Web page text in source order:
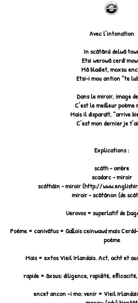
Avec l'intonation
In scâtânû delwâ
Etsi werowâ cerdî
Mâ bladiet, moxsu
Etsi-i mou antion "te
Dans le miroir, image
C'est le meilleur poème
Mais il disparaît, "arrive
C'est mon dernier je
Explications :
scáth - ombre
scadarc - miroir
scátháin - miroir (http://
miroir - scâtânon (de
Uerovos = superlatif de
Poème = canivâtus = Gallois ceinwawd mais
poème
Mais = extos Vieil Irlandais. Act, acht et
rapide = âxsus: diligence, rapidité,
encet ancon –i mo: venir = Vieil